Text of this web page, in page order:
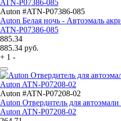
Auton #ATN-P07386-085
Auton Белая ночь - Автоэмаль
ATN-P07386-085
885.34
885.34 руб.
+ 1 -
Auton #ATN-P07208-02
Auton Отвердитель для
Auton ATN-P07208-02